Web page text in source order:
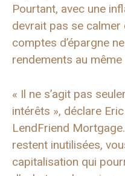
Pourtant, avec une
devrait pas se
comptes d’épargne
rendements au même
« Il ne s’agit pas
intérêts », déclare
LendFriend
restent inutilisées,
capitalisation qui